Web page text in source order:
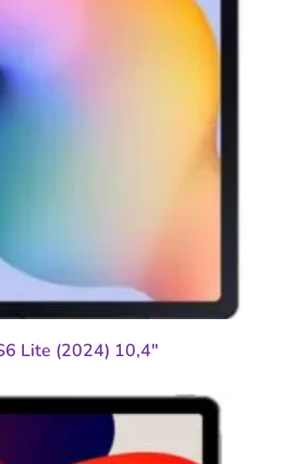
Lite (2024) 10,4″